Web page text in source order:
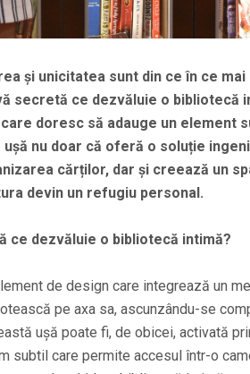
și unicitatea sunt din ce în ce
secretă ce dezvăluie o bibliotecă
doresc să adauge un element
nu doar că oferă o soluție
cărților, dar și creează un
devin un refugiu personal.
ce dezvăluie o bibliotecă intimă?
de design care integrează un
pe axa sa, ascunzându-se
ușă poate fi, de obicei, activată
subtil care permite accesul într-o